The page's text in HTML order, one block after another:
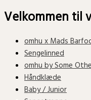
Velkommen til
omhu x Mads
Sengelinned
omhu by Some
Håndklæde
Baby / Junior